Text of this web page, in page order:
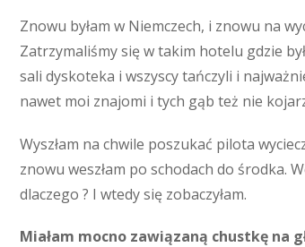
Znowu byłam w Niemczech, i znowu na
Zatrzymaliśmy się w takim hotelu gdzie
sali dyskoteka i wszyscy tańczyli i
nawet moi znajomi i tych gąb też nie
Wyszłam na chwile poszukać pilota
znowu weszłam po schodach do środka.
dlaczego ? I wtedy się zobaczyłam.
Miałam mocno zawiązaną chustkę na